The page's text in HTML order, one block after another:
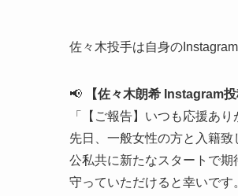
佐々木投手は自身の
📢
【佐々木朗希 Instagram投
「【ご報告】いつも応援あり
先日、一般女性の方と入籍致
公私共に新たなスタートで
守っていただけると幸いです